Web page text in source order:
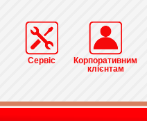
Сервіс
Корпоративним
клієнтам